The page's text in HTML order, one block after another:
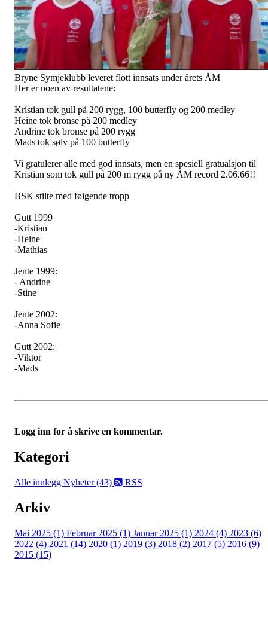
Bryne Symjeklubb leveret flott innsats under årets ÅM
Her er noen av resultatene:
Kristian tok gull på 200 rygg, 100 butterfly og 200 medley
Heine tok bronse på 200 medley
Andrine tok bronse på 200 rygg
Mads tok sølv på 100 butterfly
Vi gratulerer alle med god innsats, men en spesiell gratualsjon til
Kristian som tok gull på 200 m rygg på ny ÅM record 2.06.66!!
BSK stilte med følgende tropp
Gutt 1999
-Kristian
-Heine
-Mathias
Jente 1999:
- Andrine
-Stine
Jente 2002:
-Anna Sofie
Gutt 2002:
-Viktor
-Mads
Logg inn for å skrive en kommentar.
Kategori
Alle innlegg Nyheter (43) RSS
Arkiv
Mai 2025 (1) Februar 2025 (1) Januar 2025 (1) 2024 (4) 2023 (6)
2022 (4) 2021 (14) 2020 (1) 2019 (3) 2018 (2) 2017 (5) 2016 (9)
2015 (15)